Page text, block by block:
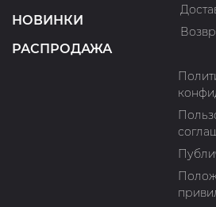
НОВИНКИ
РАСПРОДАЖА